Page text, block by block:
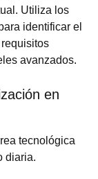
Utiliza los
identificar el
avanzados.
en
tecnológica
diaria.